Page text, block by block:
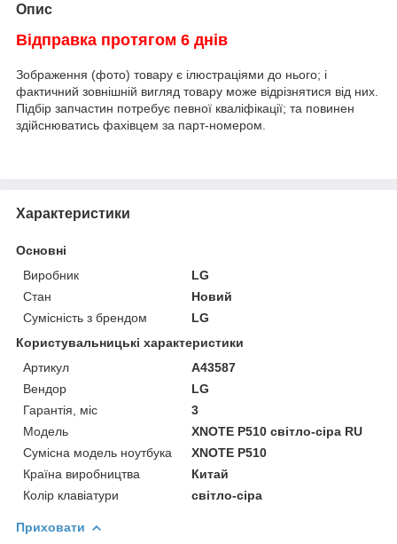
Опис
Відправка протягом 6 днів
Зображення (фото) товару є ілюстраціями до нього; і
фактичний зовнішній вигляд товару може відрізнятися від них.
Підбір запчастин потребує певної кваліфікації; та повинен
здійснюватись фахівцем за парт-номером.
Характеристики
Основні
Виробник
LG
Стан
Новий
Сумісність з брендом
LG
Користувальницькі характеристики
Артикул
A43587
Вендор
LG
Гарантія, міс
3
Мoдель
XNOTE P510 світло-сіра RU
Сумісна модель ноутбука
XNOTE P510
Країна виробництва
Китай
Колір клавіатури
світло-сіра
Приховати